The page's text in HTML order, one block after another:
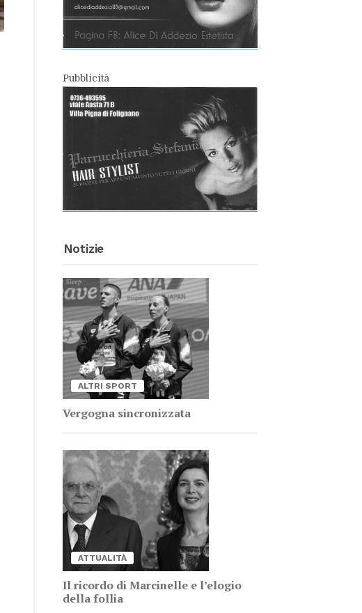
Pub­bli­ci­tà
No­ti­zie
AL­TRI SPORT
Ver­go­gna sin­cro­niz­za­ta
AT­TUA­LI­TÀ
Il ri­cor­do di Mar­ci­nel­le e l’e­lo­gio
del­la fol­lia